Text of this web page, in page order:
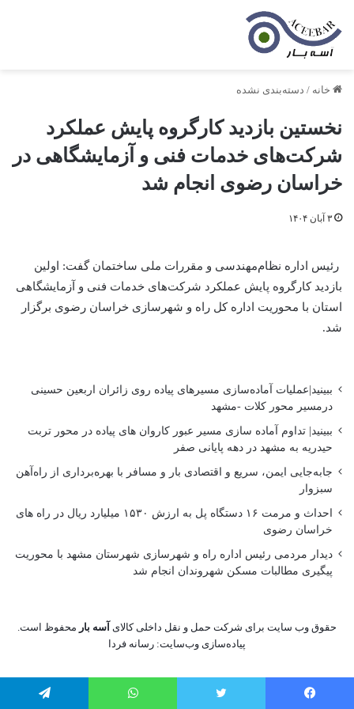
خانه / دسته‌بندی نشده
نخستین بازدید کارگروه پایش عملکرد
شرکت‌های خدمات فنی و آزمایشگاهی در
خراسان رضوی انجام شد
۳ آبان ۱۴۰۴
رئیس اداره نظام‌مهندسی و مقررات ملی ساختمان گفت: اولین
بازدید کارگروه پایش عملکرد شرکت‌های خدمات فنی و آزمایشگاهی
استان با محوریت اداره کل راه و شهرسازی خراسان رضوی برگزار
شد.
ببینید|عملیات آماده‌سازی مسیرهای پیاده روی زائران اربعین حسینی
درمسیر محور کلات -مشهد
ببینید| تداوم آماده سازی مسیر عبور کاروان های پیاده در محور تربت
حیدریه به مشهد در دهه پایانی صفر
جابه‌جایی ایمن، سریع و اقتصادی بار و مسافر با بهره‌برداری از راه‌آهن
سبزوار
احداث و مرمت ۱۶ دستگاه پل به ارزش ۱۵۳۰ میلیارد ریال در راه های
خراسان رضوی
دیدار مردمی رئیس اداره راه و شهرسازی شهرستان مشهد با محوریت
پیگیری مطالبات مسکن شهروندان انجام شد
حقوق وب سایت برای شرکت حمل و نقل داخلی کالای آسه بار محفوظ است.
پیاده‌سازی وب‌سایت: رسانه فردا